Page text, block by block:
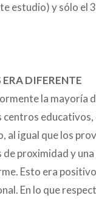
estudio) y sólo el
DIFERENTE
la mayoría
centros educativos,
al igual que los
proximidad y
Esto era
En lo que